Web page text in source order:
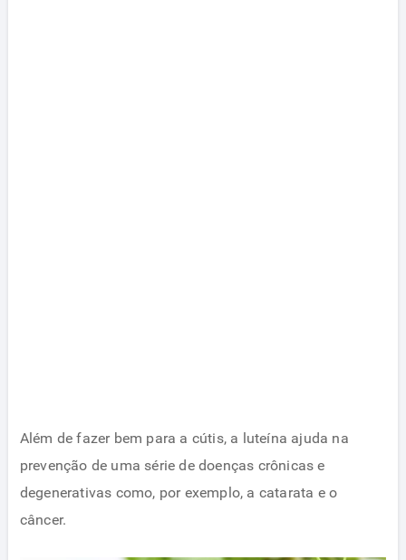
Além de fazer bem para a cútis, a luteína ajuda na
prevenção de uma série de doenças crônicas e
degenerativas como, por exemplo, a catarata e o
câncer.